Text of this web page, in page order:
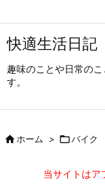
快適生活日記
趣味のことや日常の
す。
ホーム > バイク
当サイトはア